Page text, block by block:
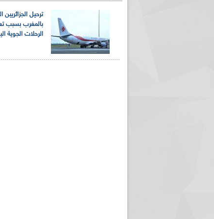
ترحيل الجزائريين
بالمغرب بسبب
الرحلات الجوية